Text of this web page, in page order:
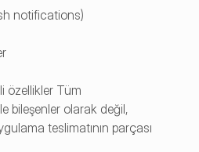
notifications)
özellikler Tüm
bileşenler olarak değil,
teslimatının parçası